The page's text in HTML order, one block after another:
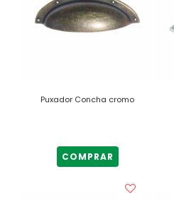
Puxador Concha cromo
COMPRAR